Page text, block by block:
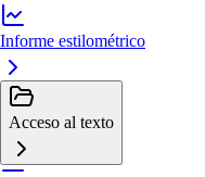
Informe estilométrico
Acceso al texto